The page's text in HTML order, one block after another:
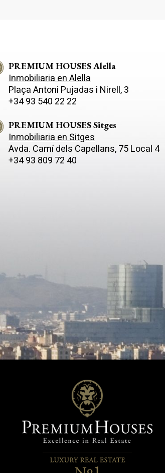
PREMIUM HOUSES Alella
Inmobiliaria en Alella
Plaça Antoni Pujadas i Nirell, 3
+34 93 540 22 22
PREMIUM HOUSES Sitges
Inmobiliaria en Sitges
Avda. Camí­ dels Capellans, 75 Local 4
+34 93 809 72 40